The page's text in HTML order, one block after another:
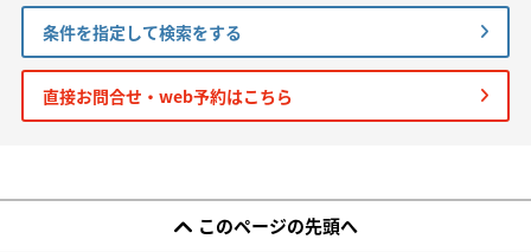
条件を指定して検索をする
直接お問合せ・web予約はこちら
このページの先頭へ